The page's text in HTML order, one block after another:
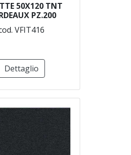
50X120 TNT
PZ.200
VFIT416
Dettaglio